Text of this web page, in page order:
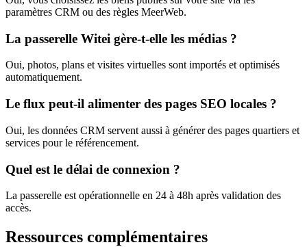
paramètres CRM ou des règles MeerWeb.
La passerelle Witei gère-t-elle les médias ?
Oui, photos, plans et visites virtuelles sont importés et optimisés
automatiquement.
Le flux peut-il alimenter des pages SEO locales ?
Oui, les données CRM servent aussi à générer des pages quartiers et
services pour le référencement.
Quel est le délai de connexion ?
La passerelle est opérationnelle en 24 à 48h après validation des
accès.
Ressources complémentaires